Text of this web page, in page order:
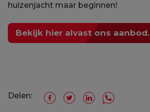
huizenjacht maar beginnen!
Bekijk hier alvast ons aanbod.
Delen: